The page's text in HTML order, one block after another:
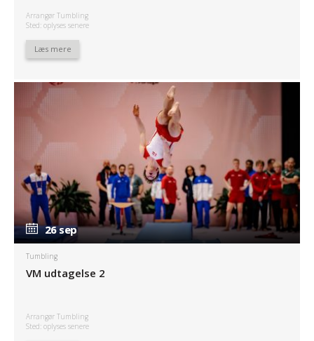
Arrangør Tumbling
Sted: oplyses senere
Læs mere
26 sep
26 sep
Tumbling
VM udtagelse 2
Arrangør Tumbling
Sted: oplyses senere